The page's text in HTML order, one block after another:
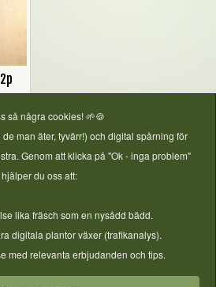
vårt Community!
så några cookies! 🌱🍪
man äter, tyvärr!) och digital spårning för
Genom att klicka på "Ok - inga problem"
hjälper du oss att:
lika fräsch som en nysådd bädd.
digitala plantor växer (trafikanalys).
med relevanta erbjudanden och tips.